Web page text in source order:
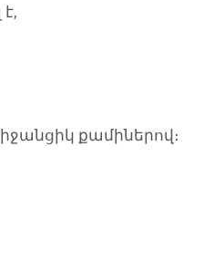
քամիներով։